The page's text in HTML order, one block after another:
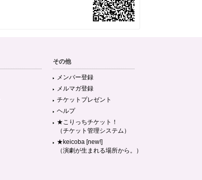
その他
メンバー登録
メルマガ登録
チケットプレゼント
ヘルプ
★こりっちチケット！
（チケット管理システム）
★keicoba [new!]
（演劇が生まれる場所から。）